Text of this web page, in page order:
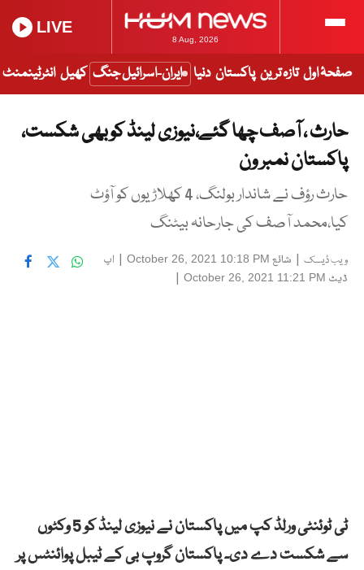
8 Aug, 2026
LIVE
صفحۂ اول تازہ ترین پاکستان دنیا ایران-اسرائیل جنگ کھیل انٹرٹینمنٹ
حارث ، آصف چھا گئے،نیوزی لینڈ کو بھی شکست،
پاکستان نمبر ون
حارث رؤف نے شاندار بولنگ، 4 کھلاڑیوں کو آؤٹ
کیا،محمد آصف کی جارحانہ بیٹنگ
ویب ڈیسک | شائع October 26, 2021 10:18 PM
| اپ
ڈیٹ October 26, 2021 11:21 PM
|
ٹی ٹوئنٹی ورلڈ کپ میں پاکستان نے نیوزی لینڈ کو 5 وکٹوں
سے شکست دے دی۔ پاکستان گروپ بی کے ٹیبل پوائنٹس پر